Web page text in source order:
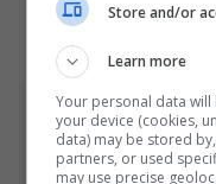
Top 5
Store and/or
Learn more
Your personal data
your device (cookies,
data) may be stored
partners, or used
may use precise